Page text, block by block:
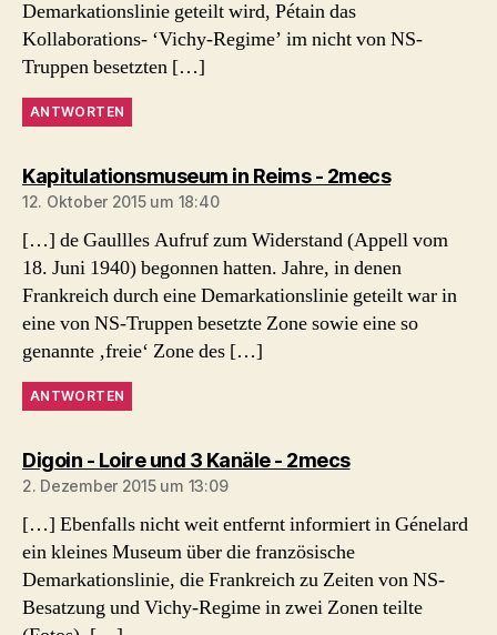
Demarkationslinie geteilt wird, Pétain das
Kollaborations- ‘Vichy-Regime’ im nicht von NS-
Truppen besetzten […]
ANTWORTEN
Kapitulationsmuseum in Reims - 2mecssagt:
12. Oktober 2015 um 18:40
[…] de Gaullles Aufruf zum Widerstand (Appell vom
18. Juni 1940) begonnen hatten. Jahre, in denen
Frankreich durch eine Demarkationslinie geteilt war in
eine von NS-Truppen besetzte Zone sowie eine so
genannte ‚freie‘ Zone des […]
ANTWORTEN
Digoin - Loire und 3 Kanäle - 2mecssagt:
2. Dezember 2015 um 13:09
[…] Ebenfalls nicht weit entfernt informiert in Génelard
ein kleines Museum über die französische
Demarkationslinie, die Frankreich zu Zeiten von NS-
Besatzung und Vichy-Regime in zwei Zonen teilte